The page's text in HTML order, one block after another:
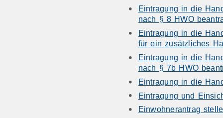
Eintragung in die
nach § 8 HWO
Eintragung in die
für ein zusätzliches
Eintragung in die
nach § 7b HWO
Eintragung in die
Eintragung und
Einwohnerantrag